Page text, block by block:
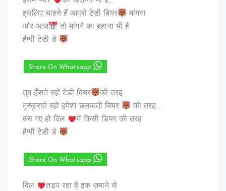
इसलिए चाहते हैं आपसे टेडी बियर
मांगना
और आज
तो मांगने का बहाना भी है
हैप्पी टेडी डे
Share On Whatsapp
तुम हँसते रहो टेडी बियर
की तरह..
मुस्कुराते रहो हमेशा छलकती बियर
की तरह..
बस गए हो दिल
में किसी डियर की तरह
हैप्पी टेडी डे
Share On Whatsapp
दिल
तड़प रहा है इक ज़माने से